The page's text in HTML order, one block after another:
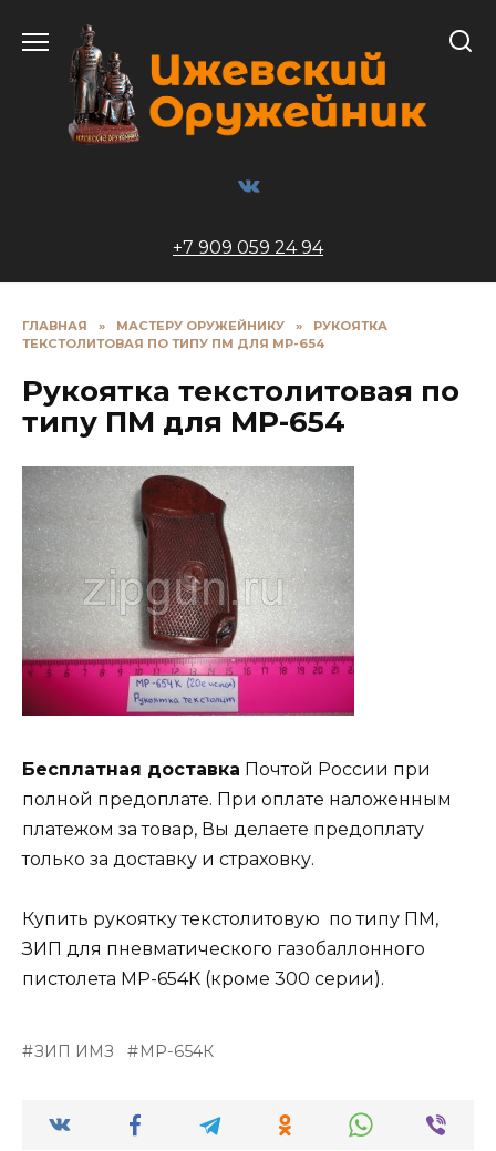
содержанию
+7 909 059 24 94
ГЛАВНАЯ » МАСТЕРУ ОРУЖЕЙНИКУ »
РУКОЯТКА
ТЕКСТОЛИТОВАЯ ПО ТИПУ ПМ ДЛЯ МР-654
Рукоятка текстолитовая по
типу ПМ для МР-654
Бесплатная доставка Почтой России при
полной предоплате. При оплате наложенным
платежом за товар, Вы делаете предоплату
только за доставку и страховку.
Купить рукоятку текстолитовую по типу ПМ,
ЗИП для пневматического газобаллонного
пистолета МР-654К (кроме 300 серии).
ЗИП ИМЗ МР-654К